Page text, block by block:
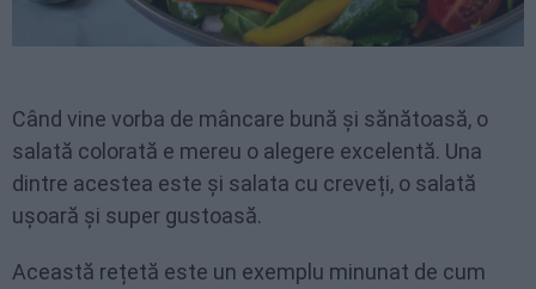
Când vine vorba de mâncare bună și sănătoasă, o
salată colorată e mereu o alegere excelentă. Una
dintre acestea este și salata cu creveți, o salată
ușoară și super gustoasă.
Această rețetă este un exemplu minunat de cum